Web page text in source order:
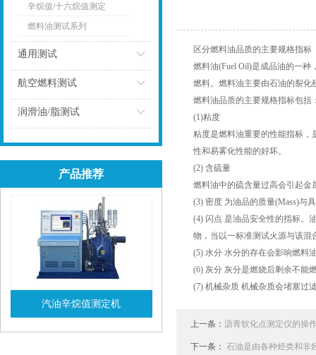
点击
辛烷值/十六烷值测定
燃料油测试系列
通用测试
航空燃料测试
润滑油/脂测试
产品推荐
汽油辛烷值测定机
查看详情
区分燃料油品质的主要规格指标
燃料油(Fuel Oil)是成品油的一种
燃料。燃料油主要由石油的裂化
燃料油品质的主要规格指标包括
(1)粘度
粘度是燃料油重要的性能指标，是
性和易雾化性能的好坏。
(2) 含硫量
燃料油中的硫含量过高会引起金属
(3) 密度 为油品的质量(Mass)与
(4) 闪点 是油品安全性的指标。油
物，当以一标准测试火源与该混
(5) 水分 水分的存在会影响燃料油
(6) 灰分 灰分是燃烧后剩余不能燃
(7) 机械杂质 机械杂质会堵塞过滤
上一条： 沥青软化点测定仪的操
下一条： 石油是由各种烃类和非